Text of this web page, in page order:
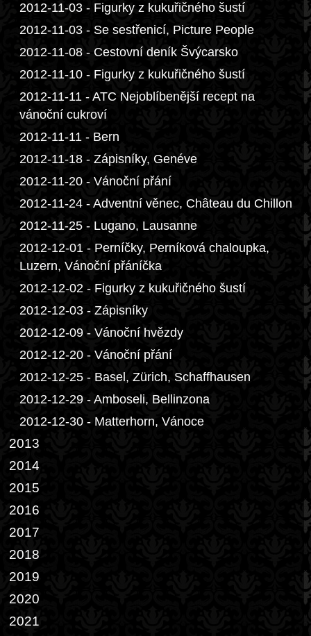
2012-11-03 - Figurky z kukuřičného šustí
2012-11-03 - Se sestřenicí, Picture People
2012-11-08 - Cestovní deník Švýcarsko
2012-11-10 - Figurky z kukuřičného šustí
2012-11-11 - ATC Nejoblíbenější recept na
vánoční cukroví
2012-11-11 - Bern
2012-11-18 - Zápisníky, Genéve
2012-11-20 - Vánoční přání
2012-11-24 - Adventní věnec, Château du Chillon
2012-11-25 - Lugano, Lausanne
2012-12-01 - Perníčky, Perníková chaloupka,
Luzern, Vánoční přáníčka
2012-12-02 - Figurky z kukuřičného šustí
2012-12-03 - Zápisníky
2012-12-09 - Vánoční hvězdy
2012-12-20 - Vánoční přání
2012-12-25 - Basel, Zürich, Schaffhausen
2012-12-29 - Amboseli, Bellinzona
2012-12-30 - Matterhorn, Vánoce
2013
2014
2015
2016
2017
2018
2019
2020
2021